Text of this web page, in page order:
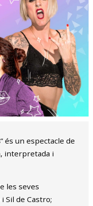
” és un espectacle de
interpretada i
les seves
Sil de Castro;